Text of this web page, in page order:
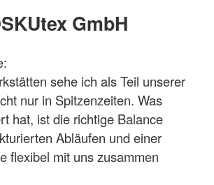
GmbH
sehe ich als Teil unserer
nur in Spitzenzeiten. Was
hat, ist die richtige Balance
Abläufen und einer
flexibel mit uns zusammen